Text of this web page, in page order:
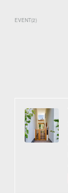
EVENT(2)